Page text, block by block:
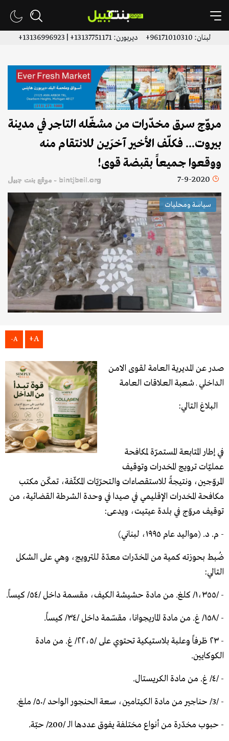
لبنان: 96171010310+ ديربورن: 13137751171+ | 13136996923+
مروّج سرق مخدّرات من مشغّله التاجر في مدينة
بيروت... فكلّف الأخير آخرَين للانتقام منه
ووقعوا جميعاً بقبضة قوى!
7-9-2020 bintjbeil.org - موقع بنت جبيل
سياسة ومحليات
A+
A-
صـدر عن المـديرية العـامة لقـوى الامـن
الـداخلي ـ شعبة العـلاقات العـامـة
البلاغ التالي:
في إطار المتابعة المستمرّة لمكافحة
عمليّات ترويج ​المخدرات​ وتوقيف
المروّجين، ونتيجةً للاستقصاءات والتحرّيّات المكثّفة، تمكّن مكتب
مكافحة المخدرات الإقليمي في صيدا في وحدة الشرطة القضائية، من
توقيف مروّج في بلدة عيتيت، ويدعى:
- م. د. (مواليد عام ١٩٩٥، لبناني)
ضُبط بحوزته كمية من المخدّرات معدّة للترويج، وهي على الشكل
التالي:
- /١،٣٥٥/ كلغ. من مادة حشيشة الكيف، مقسمة داخل /٥٤/ كيساً.
- /١٥٨/ غ. من مادة الماريجوانا، مقسّمة داخل /٣٤/ كيساً.
- ٢٣ ظرفاً وعلبة بلاستيكية تحتوي على /٢٢،٥/ غ. من مادة
الكوكايين.
- /٤/ غ. من مادة الكريستال.
- /3/ حناجير من مادة الكيتامين، سعة الحنجور الواحد /٥٠/ ملغ.
- حبوب مخدّرة من أنواع مختلفة يفوق عددها الـ /200/ حبّة.